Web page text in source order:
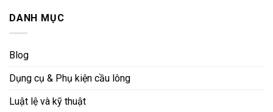
DANH MỤC
Blog
Dụng cụ & Phụ kiện cầu lông
Luật lệ và kỹ thuật